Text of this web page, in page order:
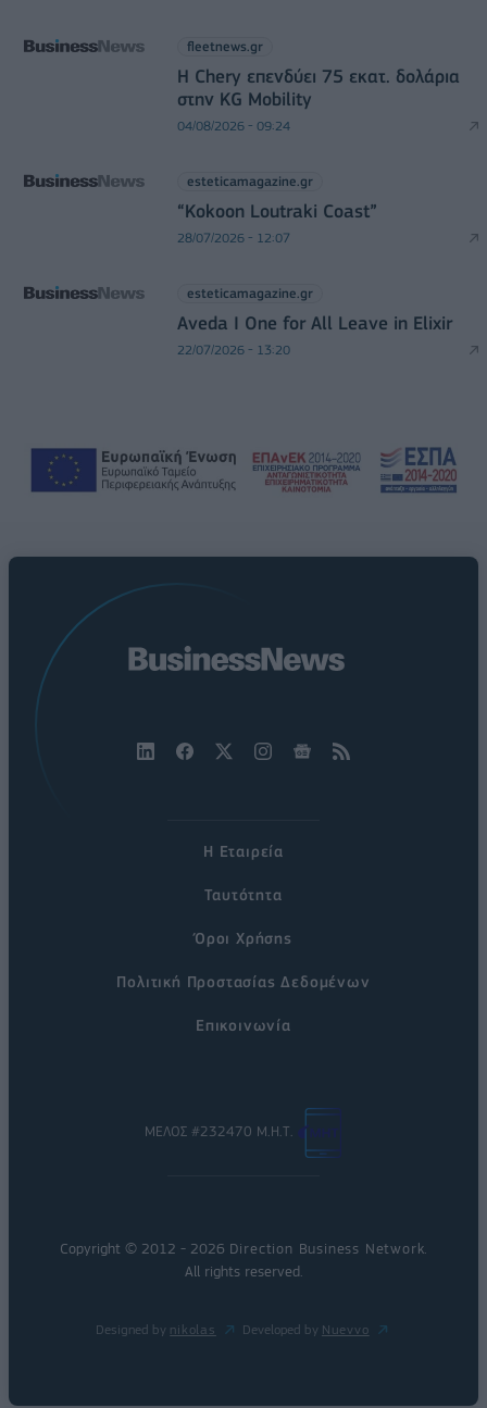
fleetnews.gr
Η Chery επενδύει 75 εκατ. δολάρια
στην KG Mobility
04/08/2026 - 09:24
esteticamagazine.gr
“Kokoon Loutraki Coast”
28/07/2026 - 12:07
esteticamagazine.gr
Aveda I One for All Leave in Elixir
22/07/2026 - 13:20
Η Εταιρεία
Ταυτότητα
Όροι Χρήσης
Πολιτική Προστασίας Δεδομένων
Επικοινωνία
ΜΕΛΟΣ #232470 Μ.Η.Τ.
Copyright © 2012 - 2026 Direction Business Network
All rights reserved.
Designed by nikolas Developed by Nuevvo